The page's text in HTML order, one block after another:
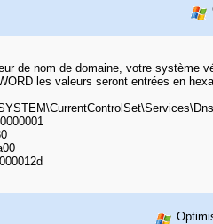
de nom de domaine, votre système
les valeurs seront entrées en